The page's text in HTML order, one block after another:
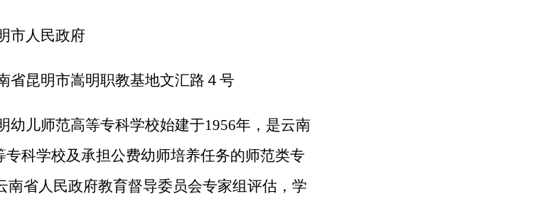
市人民政府
省昆明市嵩明职教基地文汇路４号
幼儿师范高等专科学校始建于1956年，是云南
科学校及承担公费幼师培养任务的师范类专
南省人民政府教育督导委员会专家组评估，学